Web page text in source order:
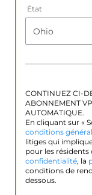
État
CONTINUEZ CI-
ABONNEMENT
AUTOMATIQUE.
En cliquant sur «
conditions
litiges qui
pour les résidents
confidentialité, la
conditions de
dessous.